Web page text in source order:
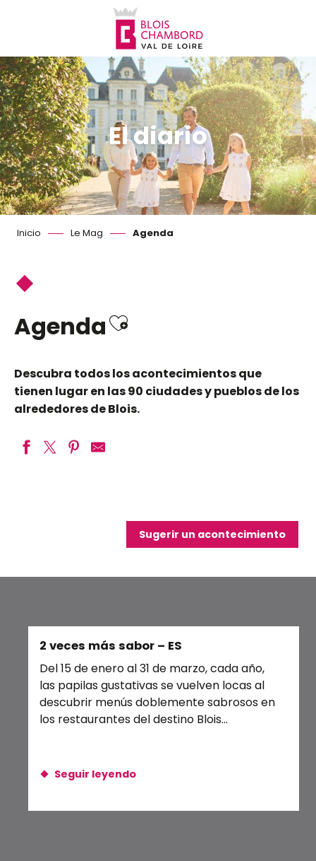
principal
El diario
Inicio Le Mag Agenda
AgendaAjouter aux
Descubra todos los acontecimientos que
tienen lugar en las 90 ciudades y pueblos de los
alrededores de Blois.
Un soir d'été à Villesavin - 19ème édition
Nuit des Étoiles 2026
Les Soirées d'Été
Courts spectacles Renaissance au Château : Phlipot
Exposition : Ombres et lumières
Balade crépusculaire en canoë
Sugerir un acontecimiento
2 veces más sabor – ES
Del 15 de enero al 31 de marzo, cada año,
las papilas gustativas se vuelven locas al
descubrir menús doblemente sabrosos en
los restaurantes del destino Blois...
Seguir leyendo